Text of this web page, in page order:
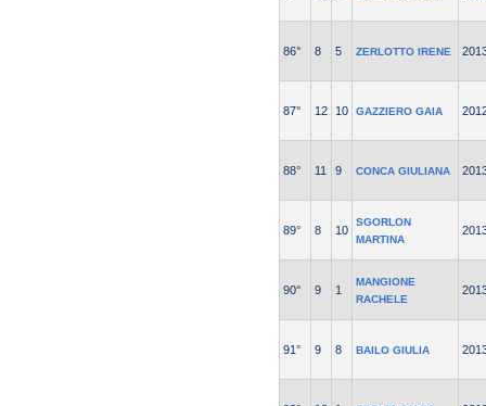
86° 8 5 ZERLOTTO IRENE
87° 12 10 GAZZIERO GAIA
88° 11 9 CONCA GIULIANA
89° 8 10
SGORLON
MARTINA
90° 9 1
MANGIONE
RACHELE
91° 9 8 BAILO GIULIA